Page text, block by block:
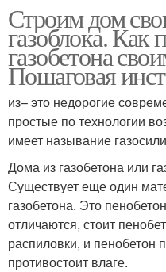
Строим дом
газоблока. Как
газобетона
Пошаговая
из– это недорогие
простые по технологии
имеет называние
Дома из газобетона или
Существует еще один
газобетона. Это
отличаются, стоит
распиловки, и пенобетон
противостоит влаге.